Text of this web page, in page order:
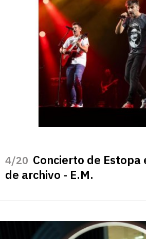
/20 Concierto de Estopa
de archivo - E.M.